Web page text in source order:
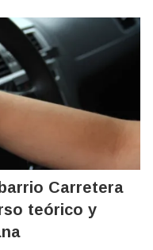
Carretera
teórico y